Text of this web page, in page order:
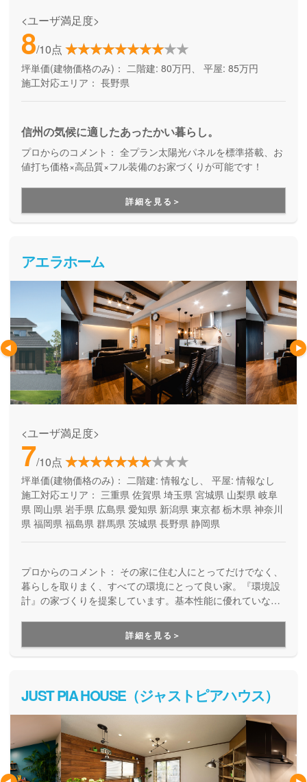
<ユーザ満足度>
8/10点
坪単価(建物価格のみ)： 二階建: 80万円、 平屋: 85万円
施工対応エリア： 長野県
信州の気候に適したあったかい暮らし。
プロからのコメント： 全プラン太陽光パネルを標準搭載、お
値打ち価格×高品質×フル装備のお家づくりが可能です！
詳細を見る＞
アエラホーム
<ユーザ満足度>
7/10点
坪単価(建物価格のみ)： 二階建: 情報なし、 平屋: 情報なし
施工対応エリア： 三重県 佐賀県 埼玉県 宮城県 山梨県 岐阜
県 岡山県 岩手県 広島県 愛知県 新潟県 東京都 栃木県 神奈川
県 福岡県 福島県 群馬県 茨城県 長野県 静岡県
プロからのコメント： その家に住む人にとってだけでなく、
暮らしを取りまく、すべての環境にとって良い家。『環境設
計』の家づくりを提案しています。基本性能に優れていなが
で、そしてエコな住宅を提供しています。
詳細を見る＞
JUST PIA HOUSE（ジャストピアハウス）